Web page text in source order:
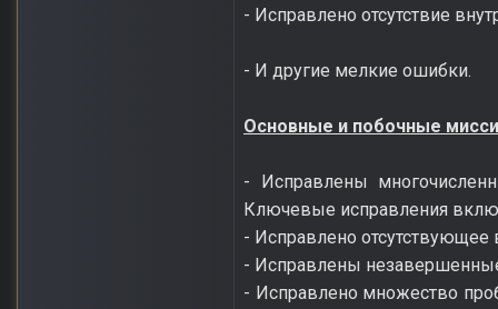
- Исправлено отсутствие
- И другие мелкие ошибки.
Основные и побочные
- Исправлены
Ключевые исправления
- Исправлено
- Исправлены
- Исправлено множество